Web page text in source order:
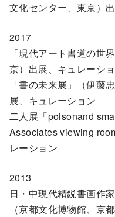
文化センター、東京）
2017
「現代アート書道の世
京）出展、キュレーシ
「書の未来展」（伊藤
展、キュレーション
二人展「poisonand
Associates viewing
レーション
2013
日・中現代精鋭書画作
（京都文化博物館、京都